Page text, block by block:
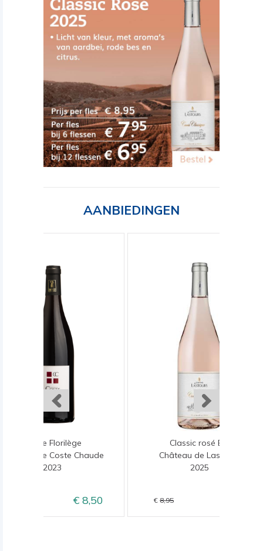
AANBIEDINGEN
Cuvée Florilège
Domaine de Coste Chaude
2023
8,50
Classic rosé Bio
Château de Lastours
2025
8,95